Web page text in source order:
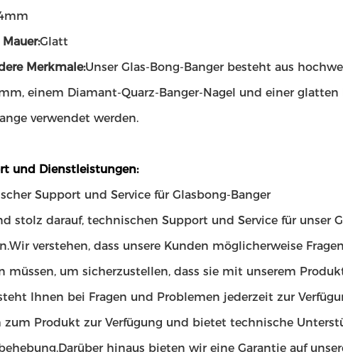
Glatt
Merkmale:Unser Glas-Bong-Banger besteht aus
einem Diamant-Quarz-Banger-Nagel und einer
verwendet werden.
und Dienstleistungen:
Support und Service für Glasbong-Banger
stolz darauf, technischen Support und Service für unser
verstehen, dass unsere Kunden möglicherweise
müssen, um sicherzustellen, dass sie mit unserem
Ihnen bei Fragen und Problemen jederzeit zur
zum Produkt zur Verfügung und bietet technische
hinaus bieten wir eine Garantie auf